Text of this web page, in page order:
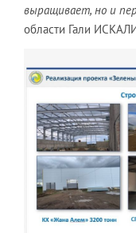
выращивает, но и
области Гали